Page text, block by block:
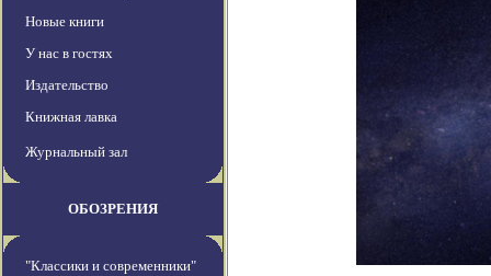
Новые книги
У нас в гостях
Издательство
Книжная лавка
Журнальный зал
ОБОЗРЕНИЯ
"Классики и современники"